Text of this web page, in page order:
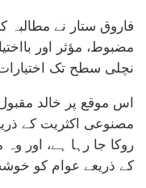
فاروق ستار نے
مضبوط، مؤثر اور
نچلی سطح تک
اس موقع پر خالد
مصنوعی اکثریت کے
کے ذریعے عوام کو